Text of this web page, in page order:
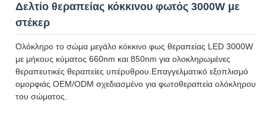
Δελτίο θεραπείας κόκκινου φωτός 3000W με
στέκερ
Ολόκληρο το σώμα μεγάλο κόκκινο φως θεραπείας LED 3000W
με μήκους κύματος 660nm και 850nm για ολοκληρωμένες
θεραπευτικές θεραπείες υπέρυθρου.Επαγγελματικό εξοπλισμό
ομορφιάς OEM/ODM σχεδιασμένο για φωτοθεραπεία ολόκληρου
του σώματος.